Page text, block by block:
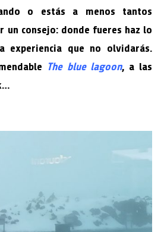
o estás a menos tantos
un consejo: donde fueres haz lo
experiencia que no olvidarás.
The blue lagoon, a las